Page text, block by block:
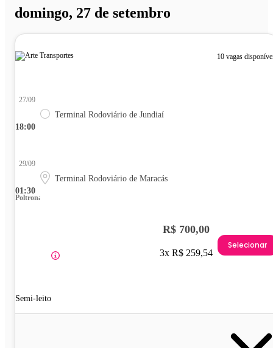
domingo, 27 de setembro
10 vagas
18:00
27/09
Terminal Rodoviário de Jundiaí
01:30
29/09
Terminal Rodoviário de Maracás
Poltrona
Semi-leito
R$ 700,00
3x R$ 259,54
Selecionar